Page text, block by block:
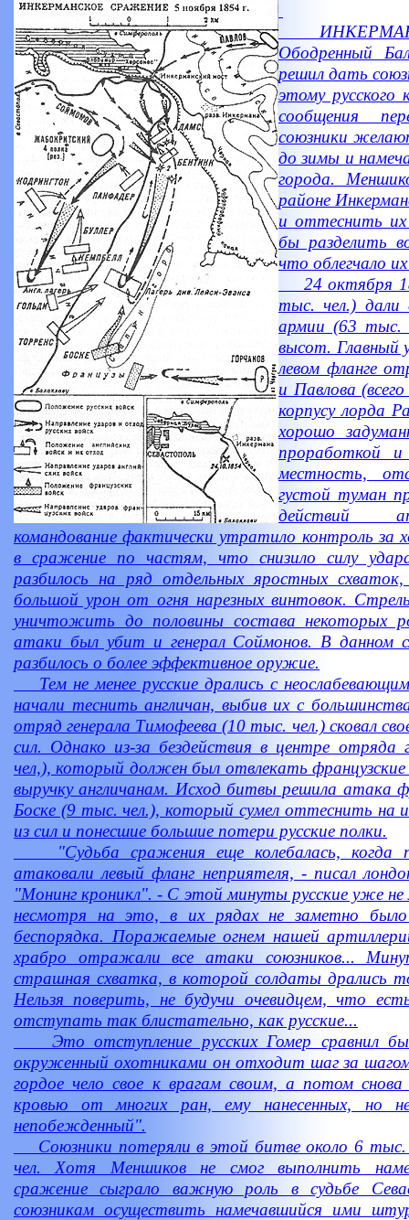
Ободренный
решил дать
этому русского
сообщения
союзники
до зимы и
города.
районе
и оттеснить их
бы разделить
что облегчало
24 октября
тыс. чел.) дали
армии (63 тыс.
высот. Главный
левом фланге
и Павлова
корпусу лорда
хорошо
проработкой и
местность,
густой туман
действий
командование фактически утратило контроль за
в сражение по частям, что снизило силу
разбилось на ряд отдельных яростных
большой урон от огня нарезных винтовок.
уничтожить до половины состава некоторых
атаки был убит и генерал Соймонов. В данном
разбилось о более эффективное оружие.
Тем не менее русские дрались с
начали теснить англичан, выбив их с
отряд генерала Тимофеева (10 тыс. чел.) сковал
сил. Однако из-за бездействия в центре отряда
чел,), который должен был отвлекать
выручку англичанам. Исход битвы решила атака
Боске (9 тыс. чел.), который сумел оттеснить на
из сил и понесшие большие потери русские полки.
"Судьба сражения еще колебалась, когда
атаковали левый фланг неприятеля, - писал
"Монинг кроникл". - С этой минуты русские уже не
несмотря на это, в их рядах не заметно
беспорядка. Поражаемые огнем нашей
храбро отражали все атаки союзников...
страшная схватка, в которой солдаты дрались
Нельзя поверить, не будучи очевидцем, что
отступать так блистательно, как русские...
Это отступление русских Гомер сравнил бы
окруженный охотниками он отходит шаг за
гордое чело свое к врагам своим, а потом
кровью от многих ран, ему нанесенных, но
непобежденный".
Союзники потеряли в этой битве около 6 тыс.
чел. Хотя Меншиков не смог выполнить
сражение сыграло важную роль в судьбе
союзникам осуществить намечавшийся ими